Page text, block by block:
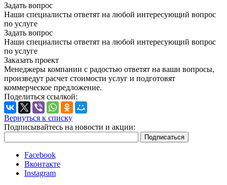
Задать вопрос
Наши специалисты ответят на любой интересующий вопрос
по услуге
Задать вопрос
Наши специалисты ответят на любой интересующий вопрос
по услуге
Заказать проект
Менеджеры компании с радостью ответят на ваши вопросы,
произведут расчет стоимости услуг и подготовят
коммерческое предложение.
Поделиться ссылкой:
Вернуться к списку
Подписывайтесь на новости и акции:
Facebook
Вконтакте
Instagram